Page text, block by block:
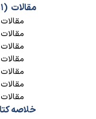
مقالات (۷۰۱)
مقالات
مقالات
خلاصه